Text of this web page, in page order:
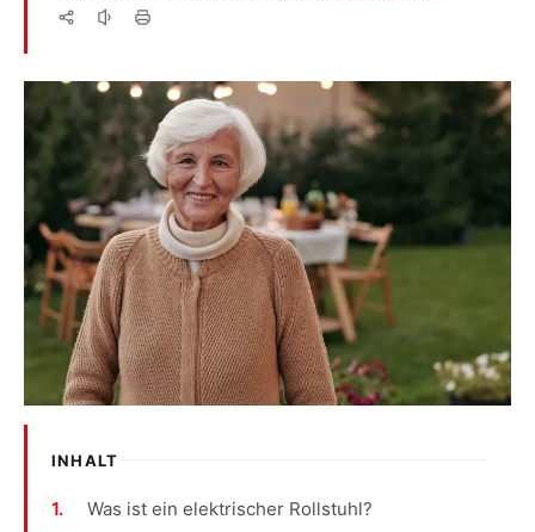
INHALT
Was ist ein elektrischer Rollstuhl?